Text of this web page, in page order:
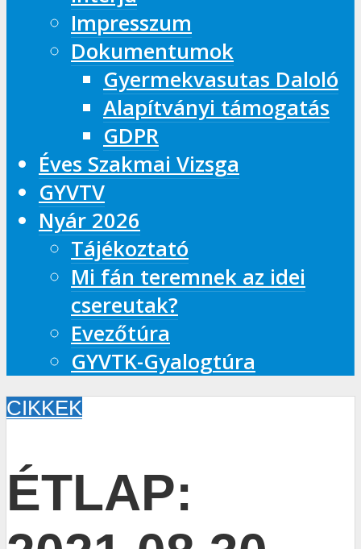
Impresszum
Dokumentumok
Gyermekvasutas Daloló
Alapítványi támogatás
GDPR
Éves Szakmai Vizsga
GYVTV
Nyár 2026
Tájékoztató
Mi fán teremnek az idei
csereutak?
Evezőtúra
GYVTK-Gyalogtúra
CIKKEK
ÉTLAP: